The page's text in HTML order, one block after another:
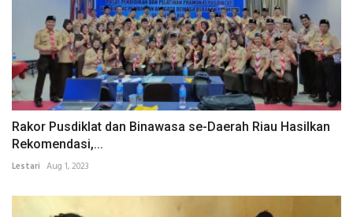
Rakor Pusdiklat dan Binawasa se-Daerah Riau Hasilkan
Rekomendasi,...
Lestari Aug 1, 2023